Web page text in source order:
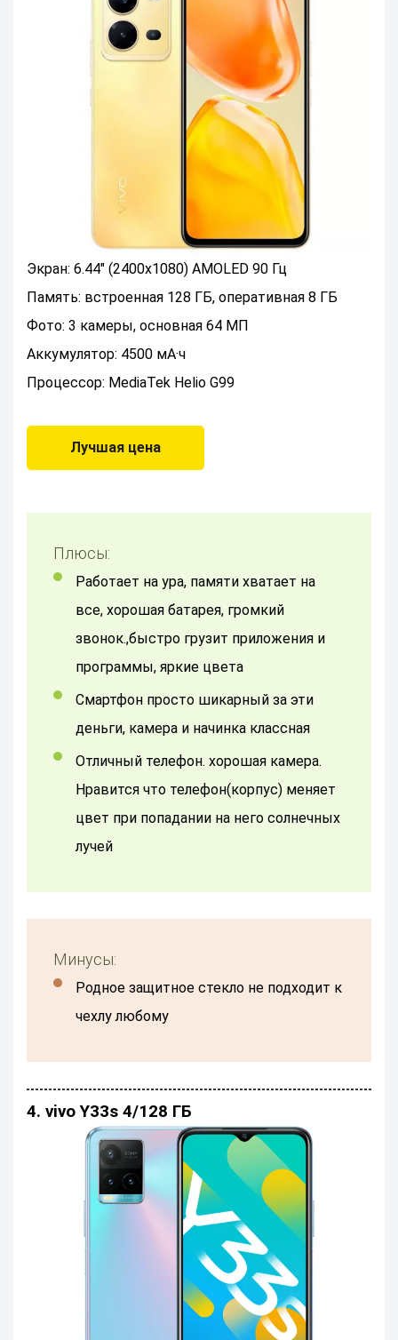
Экран: 6.44" (2400x1080) AMOLED 90 Гц
Память: встроенная 128 ГБ, оперативная 8 ГБ
Фото: 3 камеры, основная 64 МП
Аккумулятор: 4500 мА·ч
Процессор: MediaTek Helio G99
Лучшая цена
Плюсы:
работает на ура, памяти хватает на
все, хорошая батарея, громкий
звонок.,быстро грузит приложения и
программы, яркие цвета
смартфон просто шикарный за эти
деньги, камера и начинка классная
отличный телефон. хорошая камера.
Нравится что телефон(корпус) меняет
цвет при попадании на него солнечных
лучей
Минусы:
родное защитное стекло не подходит к
чехлу любому
4. vivo Y33s 4/128 ГБ